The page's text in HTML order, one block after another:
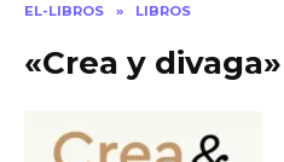
EL-LIBROS » LIBROS
«Crea y